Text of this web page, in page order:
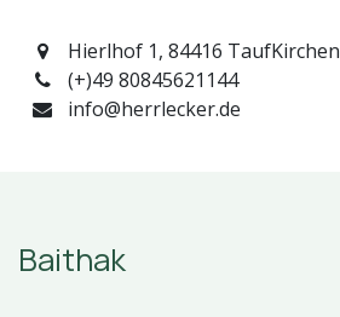
Hierlhof 1, 84416 TaufKirchen
(+)49 80845621144
info@herrlecker.de
Baithak